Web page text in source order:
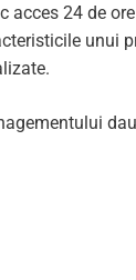
acces 24 de
unui